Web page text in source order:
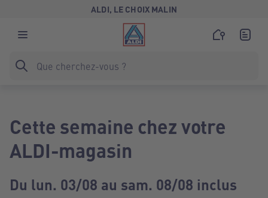
ALDI, LE CHOIX MALIN
Cette semaine chez votre
ALDI-magasin
Du lun. 03/08 au sam. 08/08 inclus